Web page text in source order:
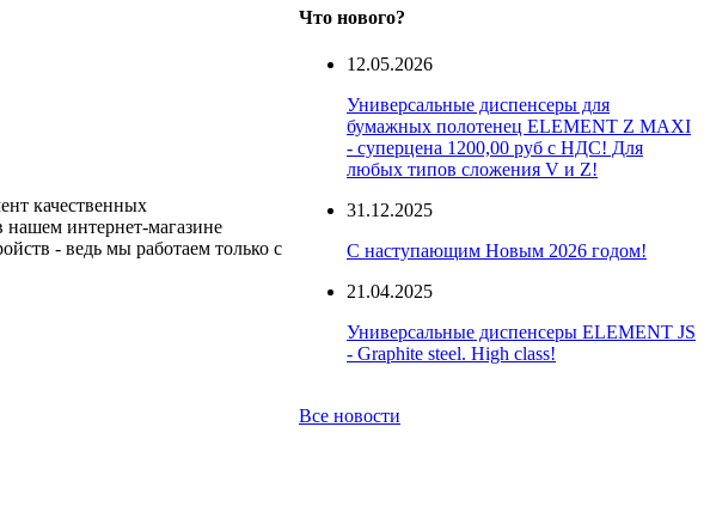
качественных
нашем интернет-магазине
- ведь мы работаем только с
Что нового?
12.05.2026
Универсальные диспенсеры для
бумажных полотенец ELEMENT Z MAXI
- суперцена 1200,00 руб с НДС! Для
любых типов сложения V и Z!
31.12.2025
С наступающим Новым 2026 годом!
21.04.2025
Универсальные диспенсеры ELEMENT JS
- Graphite steel. High class!
Все новости